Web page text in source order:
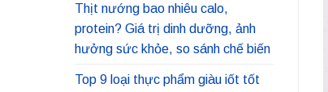
Thịt nướng bao nhiêu calo,
protein? Giá trị dinh dưỡng, ảnh
hưởng sức khỏe, so sánh chế biến
Top 9 loại thực phẩm giàu iốt tốt